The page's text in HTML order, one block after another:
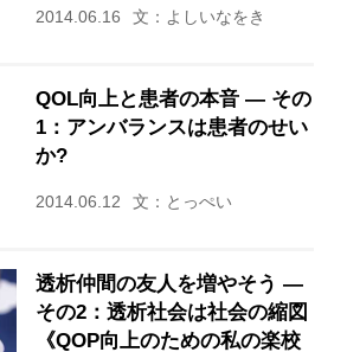
2014.06.16 文：よしいなをき
QOL向上と患者の本音 ― その
1：アンバランスは患者のせい
か?
2014.06.12 文：とっぺい
透析仲間の友人を増やそう ―
その2：透析社会は社会の縮図
《QOP向上のための私の楽校